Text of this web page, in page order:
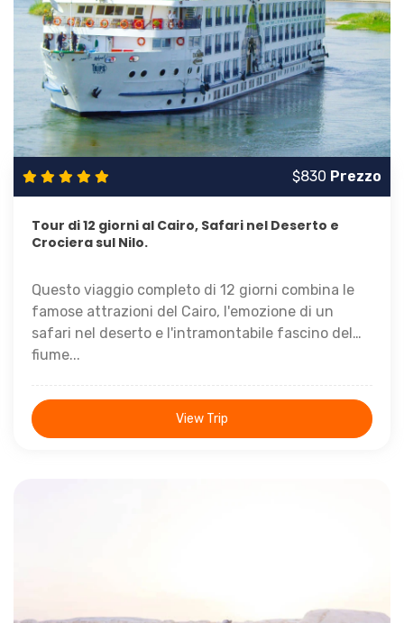
$830 Prezzo
Tour di 12 giorni al Cairo, Safari nel Deserto e
Crociera sul Nilo.
Questo viaggio completo di 12 giorni combina le
famose attrazioni del Cairo, l'emozione di un
safari nel deserto e l'intramontabile fascino del
fiume...
View Trip